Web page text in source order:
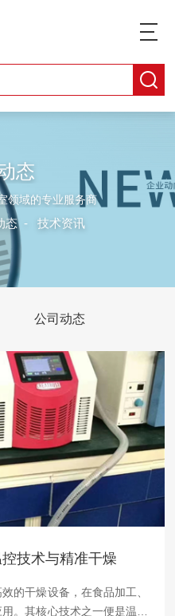
态
领域的专业服务商
态- 技术资讯
公司动态
技术与精准干燥
的干燥设备，在食品加工、
。其核心技术之一便是温控